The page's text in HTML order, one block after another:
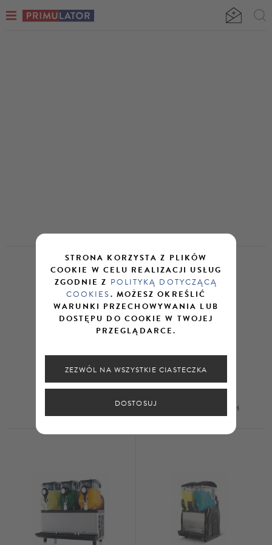
GBG GRANIBEACH
STRONA KORZYSTA Z PLIKÓW
COOKIE W CELU REALIZACJI USŁUG
ZGODNIE Z POLITYKĄ DOTYCZĄCĄ
COOKIES. MOŻESZ OKREŚLIĆ
WARUNKI PRZECHOWYWANIA LUB
DOSTĘPU DO COOKIE W TWOJEJ
PRZEGLĄDARCE.
ZEZWÓL NA WSZYSTKIE CIASTECZKA
DOSTOSUJ